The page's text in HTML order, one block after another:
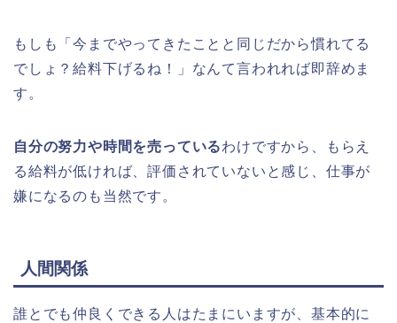
もしも「今までやってきたことと同じだから慣れてる
でしょ？給料下げるね！」なんて言われれば即辞めま
す。
自分の努力や時間を売っているわけですから、もらえ
る給料が低ければ、評価されていないと感じ、仕事が
嫌になるのも当然です。
人間関係
誰とでも仲良くできる人はたまにいますが、基本的に